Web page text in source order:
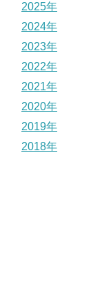
2025年
2024年
2023年
2022年
2021年
2020年
2019年
2018年